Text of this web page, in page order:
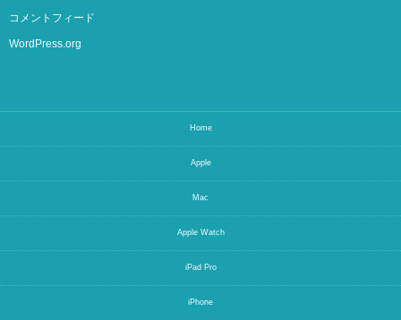
コメントフィード
WordPress.org
Home
Apple
Mac
Apple Watch
iPad Pro
iPhone